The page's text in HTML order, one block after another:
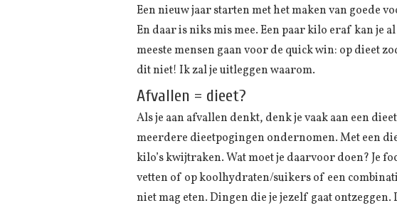
Een nieuw jaar starten met het maken van goede
En daar is niks mis mee. Een paar kilo eraf kan je
meeste mensen gaan voor de quick win: op dieet
dit niet! Ik zal je uitleggen waarom.
Afvallen = dieet?
Als je aan afvallen denkt, denk je vaak aan een
meerdere dieetpogingen ondernomen. Met een
kilo’s kwijtraken. Wat moet je daarvoor doen? Je
vetten of op koolhydraten/suikers of een
niet mag eten. Dingen die je jezelf gaat